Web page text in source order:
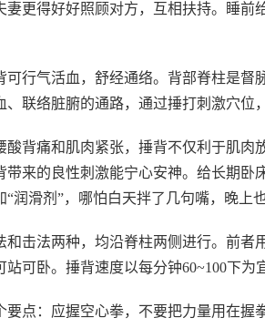
妻更得好好照顾对方，互相扶持。睡
可行气活血，舒经通络。背部脊柱是
、联络脏腑的通路，通过捶打刺激穴位
酸背痛和肌肉紧张，捶背不仅利于肌
带来的良性刺激能宁心安神。给长期
“润滑剂”，哪怕白天拌了几句嘴，晚上
和击法两种，均沿脊柱两侧进行。前
站可卧。捶背速度以每分钟60~100下
要点：应握空心拳，不要把力量用在